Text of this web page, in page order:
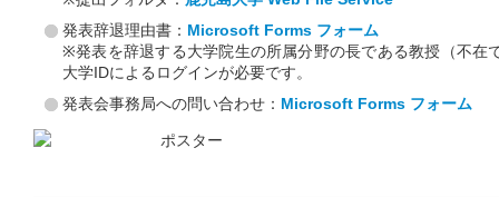
発表辞退理由書： Microsoft Forms フォーム
※発表を辞退する大学院生の所属分野の長である教授（不在
大学IDによるログインが必要です。
発表会事務局への問い合わせ： Microsoft Forms フォーム